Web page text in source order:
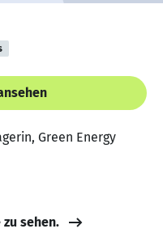
Green Energy
sehen.